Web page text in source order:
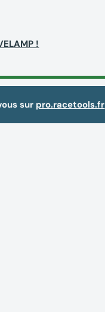
!
sur pro.racetools.fr